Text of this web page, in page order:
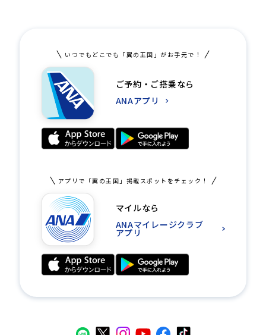
いつでもどこでも「翼の王国」がお手元で！
ご予約・ご搭乗なら
ANAアプリ
アプリで「翼の王国」掲載スポットをチェック！
マイルなら
ANAマイレージクラブ
アプリ